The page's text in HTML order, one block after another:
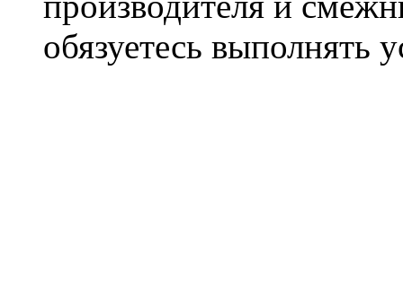
обязуетесь выполнять